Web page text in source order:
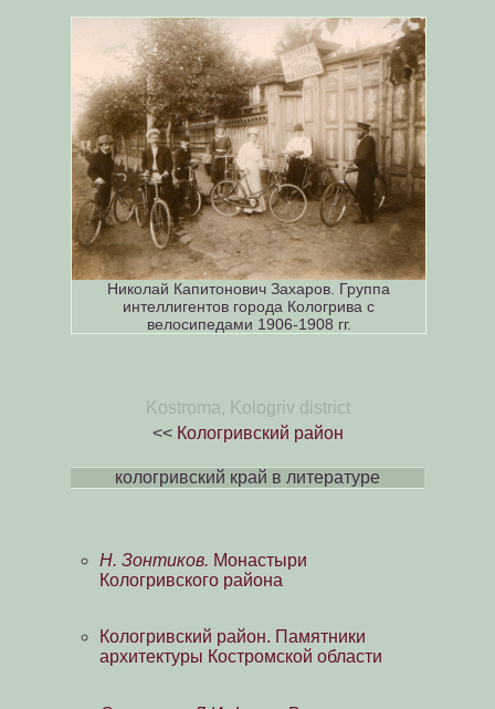
Николай Капитонович Захаров. Группа
интеллигентов города Кологрива с
велосипедами 1906-1908 гг.
Kostroma, Kologriv district
<< Кологривский район
кологривский край в литературе
Н. Зонтиков. Монастыри
Кологривского района
Кологривский район. Памятники
архитектуры Костромской области